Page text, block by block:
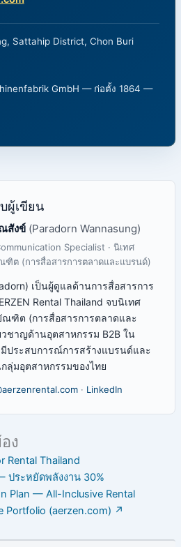
Sattahip District, Chon Buri
GmbH — ก่อตั้ง 1864 —
ผู้เขียน
สังข์ (Paradorn Wannasung)
Specialist · นิเทศ
ฑิต (การสื่อสารการตลาดและแบรนด์)
เป็นผู้ดูแลด้านการสื่อสารการ
Rental Thailand จบนิเทศ
ฑิต (การสื่อสารการตลาดและ
ชาญด้านอุตสาหกรรม B2B ใน
มีประสบการณ์การสร้างแบรนด์และ
ลุ่มอุตสาหกรรมของไทย
· LinkedIn
ง
Rental Thailand
ประหยัดพลังงาน 30%
Plan — All-Inclusive Rental
Portfolio (aerzen.com) ↗